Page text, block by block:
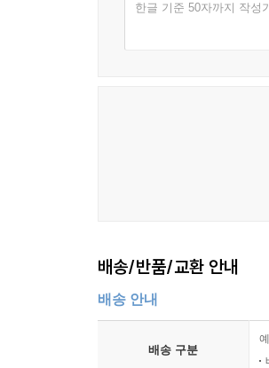
한글 기준 50자까지 작성
배송/반품/교환 안내
배송 안내
배송 구분